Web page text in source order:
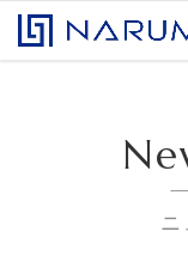
コンテンツへスキ
株式会社ナルミアド